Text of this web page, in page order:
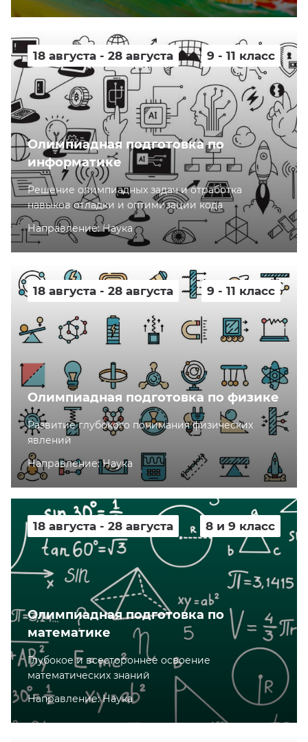
18 августа - 28 августа 9 - 11 класс
Олимпиадная подготовка по
информатике
Решение олимпиадных задач и отработка
навыков отладки и оптимизации кода
Направление: Наука
18 августа - 28 августа 9 - 11 класс
Олимпиадная подготовка по физике
Развитие глубокого понимания физических
явлений
Направление: Наука
18 августа - 28 августа 8 и 9 класс
Олимпиадная подготовка по
математике
Глубокое и всестороннее освоение
математических знаний
Направление: Наука